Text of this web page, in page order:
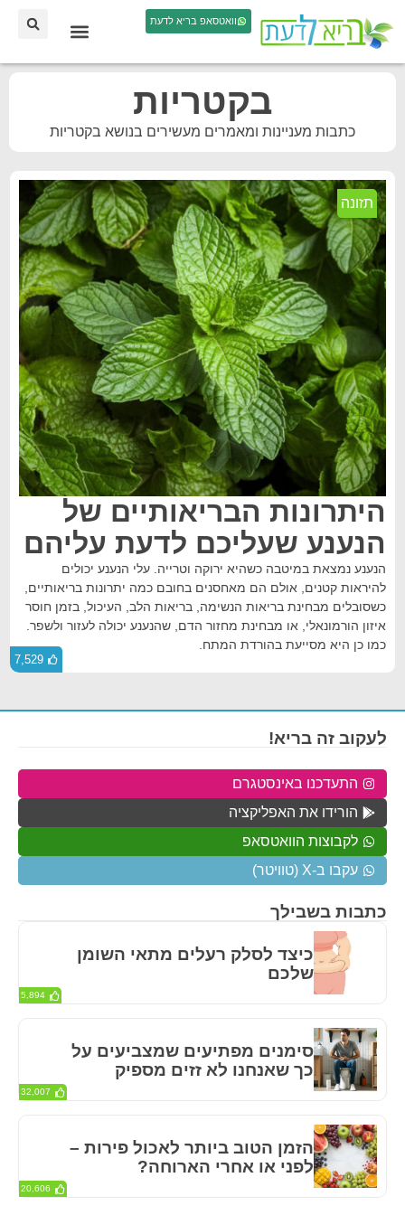
וואטסאפ בריא לדעת
בקטריות
כתבות מעניינות ומאמרים מעשירים בנושא בקטריות
תזונה
היתרונות הבריאותיים של
הנענע שעליכם לדעת עליהם
הנענע נמצאת במיטבה כשהיא ירוקה וטרייה. עלי הנענע יכולים
להיראות קטנים, אולם הם מאחסנים בחובם כמה יתרונות בריאותיים,
כשסובלים מבחינת בריאות הנשימה, בריאות הלב, העיכול, בזמן חוסר
איזון הורמונאלי, או מבחינת מחזור הדם, שהנענע יכולה לעזור ולשפר.
כמו כן היא מסייעת בהורדת המתח.
7,529
כתבות בשבילך
כיצד לסלק רעלים מתאי השומן
שלכם
5,894
סימנים מפתיעים שמצביעים על
כך שאנחנו לא זזים מספיק
32,007
הזמן הטוב ביותר לאכול פירות –
לפני או אחרי הארוחה?
20,606
לעקוב זה בריא!
התעדכנו באינסטגרם
הורידו את האפליקציה
לקבוצות הוואטסאפ
עקבו ב-X (טוויטר)